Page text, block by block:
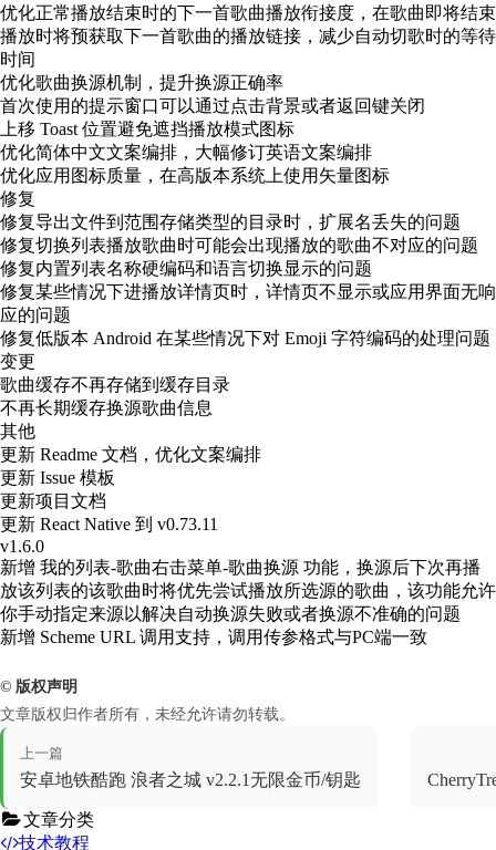
优化正常播放结束时的下一首歌曲播放衔接度，在歌曲即将结束
播放时将预获取下一首歌曲的播放链接，减少自动切歌时的等待
时间
优化歌曲换源机制，提升换源正确率
首次使用的提示窗口可以通过点击背景或者返回键关闭
上移 Toast 位置避免遮挡播放模式图标
优化简体中文文案编排，大幅修订英语文案编排
优化应用图标质量，在高版本系统上使用矢量图标
修复
修复导出文件到范围存储类型的目录时，扩展名丢失的问题
修复切换列表播放歌曲时可能会出现播放的歌曲不对应的问题
修复内置列表名称硬编码和语言切换显示的问题
修复某些情况下进播放详情页时，详情页不显示或应用界面无响
应的问题
修复低版本 Android 在某些情况下对 Emoji 字符编码的处理问题
变更
歌曲缓存不再存储到缓存目录
不再长期缓存换源歌曲信息
其他
更新 Readme 文档，优化文案编排
更新 Issue 模板
更新项目文档
更新 React Native 到 v0.73.11
v1.6.0
新增 我的列表-歌曲右击菜单-歌曲换源 功能，换源后下次再播
放该列表的该歌曲时将优先尝试播放所选源的歌曲，该功能允许
你手动指定来源以解决自动换源失败或者换源不准确的问题
新增 Scheme URL 调用支持，调用传参格式与PC端一致
© 版权声明
文章版权归作者所有，未经允许请勿转载。
上一篇
安卓地铁酷跑 浪者之城 v2.2.1无限金币/钥匙
文章分类
技术教程